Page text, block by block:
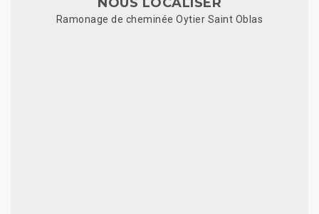
Ramonage de cheminée Oytier Saint Oblas